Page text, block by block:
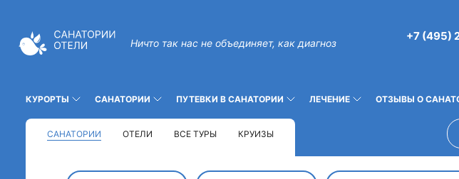
Ничто так нас не объединяет, как диагноз
+7 (495)
КУРОРТЫ САНАТОРИИ ПУТЕВКИ В САНАТОРИИ ЛЕЧЕНИЕ ОТЗЫВЫ О
САНАТОРИИ ОТЕЛИ ВСЕ ТУРЫ КРУИЗЫ